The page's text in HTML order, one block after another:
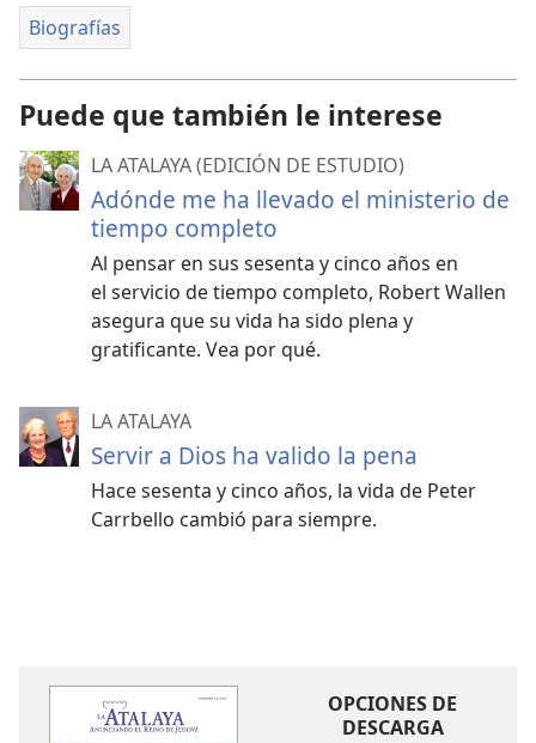
Biografías
Puede que también le interese
LA ATALAYA (EDICIÓN DE ESTUDIO)
Adónde me ha llevado el ministerio de
tiempo completo
Al pensar en sus sesenta y cinco años en
el servicio de tiempo completo, Robert Wallen
asegura que su vida ha sido plena y
gratificante. Vea por qué.
LA ATALAYA
Servir a Dios ha valido la pena
Hace sesenta y cinco años, la vida de Peter
Carrbello cambió para siempre.
OPCIONES DE
DESCARGA